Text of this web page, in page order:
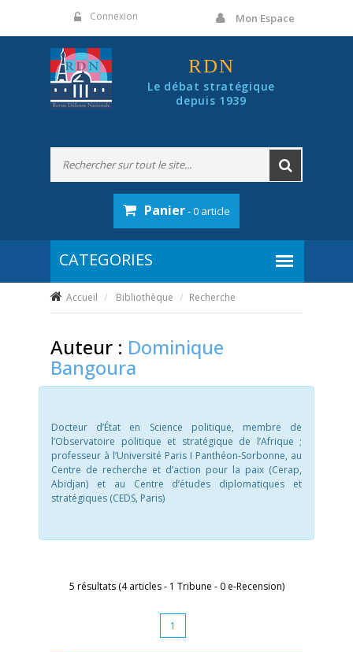
Connexion Mon Espace
RDN
Le débat stratégique
depuis 1939
Panier- 0 article
Accueil Bibliothèque Recherche
Auteur : Dominique
Bangoura
Docteur d’État en Science politique, membre de
l’Observatoire politique et stratégique de l’Afrique ;
professeur à l’Université Paris I Panthéon-Sorbonne, au
Centre de recherche et d’action pour la paix (Cerap,
Abidjan) et au Centre d’études diplomatiques et
stratégiques (CEDS, Paris)
5 résultats (4 articles - 1 Tribune - 0 e-Recension)
1